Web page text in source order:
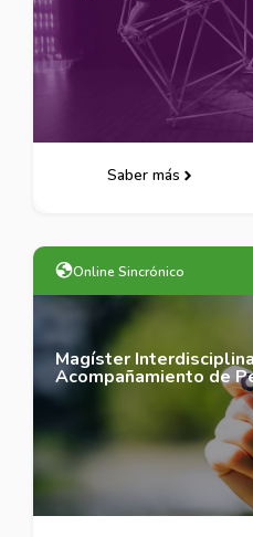
Saber más
Online Sincrónico
Magíster
Acompañamiento de